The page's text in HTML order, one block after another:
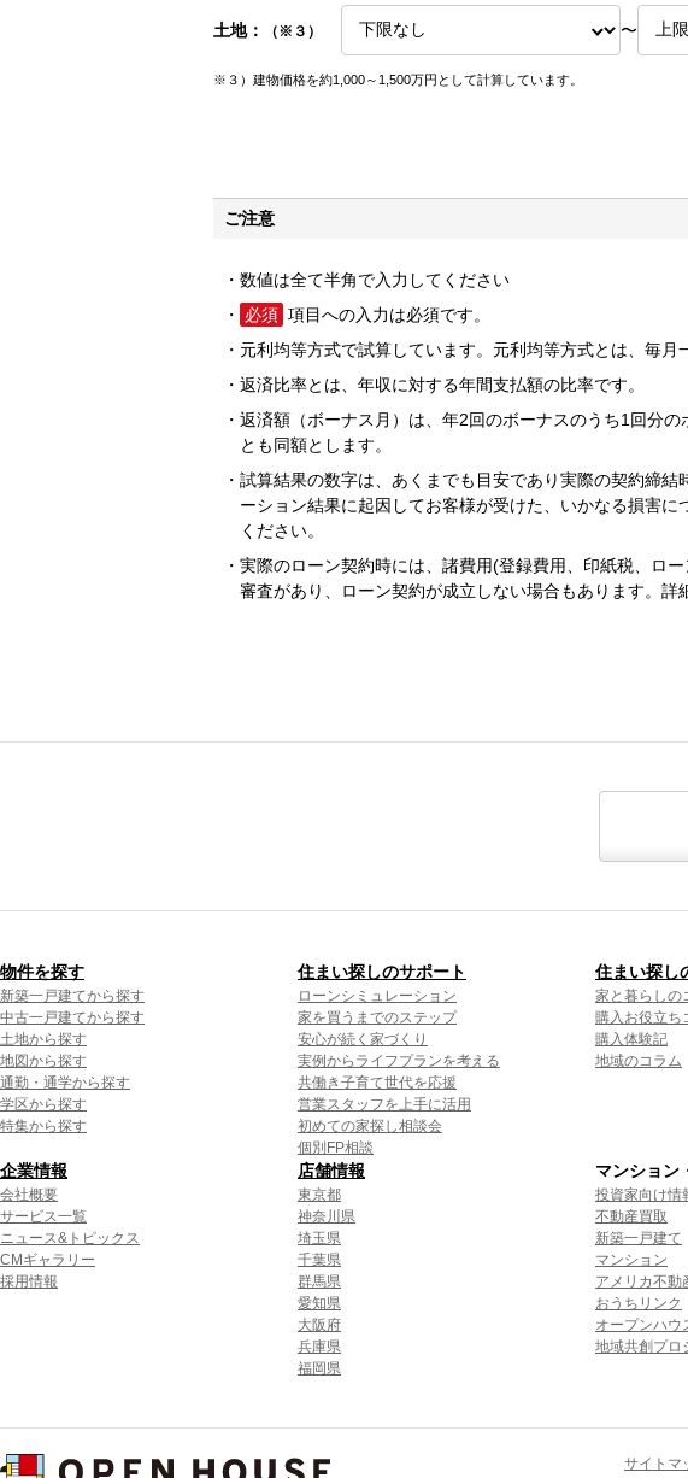
土地： （※３） 〜
※３）建物価格を約1,000～1,500万円として計算しています。
ご注意
数値は全て半角で入力してください
必須 項目への入力は必須です。
元利均等方式で試算しています。元利均等方式とは、毎月
返済比率とは、年収に対する年間支払額の比率です。
返済額（ボーナス月）は、年2回のボーナスのうち1回分
とも同額とします。
試算結果の数字は、あくまでも目安であり実際の契約締
ーション結果に起因してお客様が受けた、いかなる損害
ください。
実際のローン契約時には、諸費用(登録費用、印紙税、ロ
審査があり、ローン契約が成立しない場合もあります。詳
物件を探す
新築一戸建てから探す
中古一戸建てから探す
土地から探す
地図から探す
通勤・通学から探す
学区から探す
特集から探す
住まい探しのサポート
ローンシミュレーション
家を買うまでのステップ
安心が続く家づくり
実例からライフプランを考える
共働き子育て世代を応援
営業スタッフを上手に活用
初めての家探し相談会
個別FP相談
住まい探し
家と暮らしの
購入お役立ち
購入体験記
地域のコラム
企業情報
会社概要
サービス一覧
ニュース&トピックス
CMギャラリー
採用情報
店舗情報
東京都
神奈川県
埼玉県
千葉県
群馬県
愛知県
大阪府
兵庫県
福岡県
マンション
投資家向け情
不動産買取
新築一戸建て
マンション
アメリカ不動
おうちリンク
オープンハウ
地域共創プロ
サイトマ